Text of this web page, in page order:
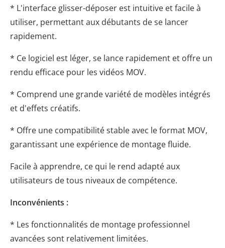
* L'interface glisser-déposer est intuitive et facile à
utiliser, permettant aux débutants de se lancer
rapidement.
* Ce logiciel est léger, se lance rapidement et offre un
rendu efficace pour les vidéos MOV.
* Comprend une grande variété de modèles intégrés
et d'effets créatifs.
* Offre une compatibilité stable avec le format MOV,
garantissant une expérience de montage fluide.
Facile à apprendre, ce qui le rend adapté aux
utilisateurs de tous niveaux de compétence.
Inconvénients :
* Les fonctionnalités de montage professionnel
avancées sont relativement limitées.